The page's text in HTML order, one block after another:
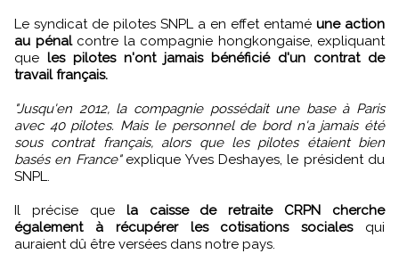
Le syndicat de pilotes SNPL a en effet entamé une action
au pénalcontre la compagnie hongkongaise, expliquant
que les pilotes n'ont jamais bénéficié d'un contrat de
travail français.
"Jusqu'en 2012, la compagnie possédait une base à Paris
avec 40 pilotes. Mais le personnel de bord n'a jamais été
sous contrat français, alors que les pilotes étaient bien
basés en France"explique Yves Deshayes, le président du
SNPL.
Il précise que la caisse de retraite CRPN cherche
également à récupérer les cotisations socialesqui
auraient dû être versées dans notre pays.